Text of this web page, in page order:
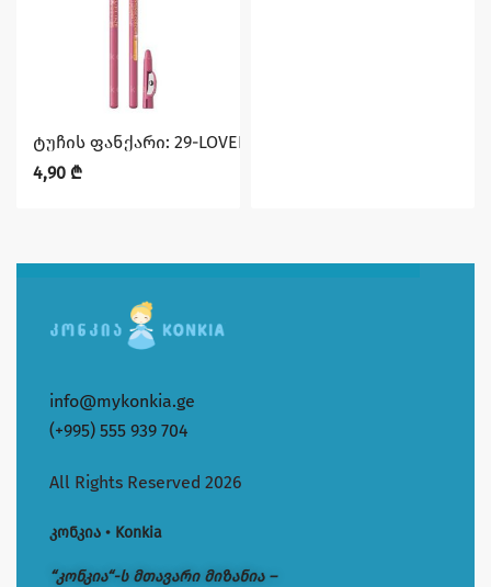
ტუჩის ფანქარი: 29-LOVELY ROSE ჯგუფიდანMAX
4,90 ₾
info@mykonkia.ge
(+995) 555 939 704
All Rights Reserved 2026
კონკია • Konkia
“კონკია“-ს მთავარი მიზანია –